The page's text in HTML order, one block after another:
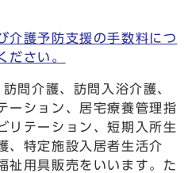
介護予防支援の手数料につ
ださい。
訪問介護、訪問入浴介護、
ーション、居宅療養管理指
リテーション、短期入所生
、特定施設入居者生活介
祉用具販売をいいます。た